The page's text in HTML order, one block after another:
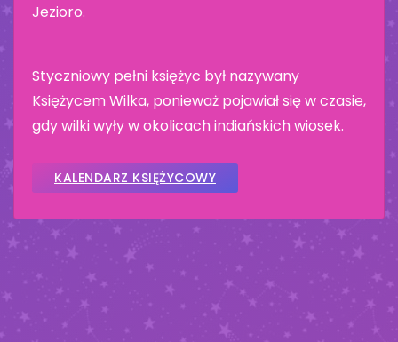
Jezioro.
Styczniowy pełni księżyc był nazywany
Księżycem Wilka, ponieważ pojawiał się w czasie,
gdy wilki wyły w okolicach indiańskich wiosek.
KALENDARZ KSIĘŻYCOWY